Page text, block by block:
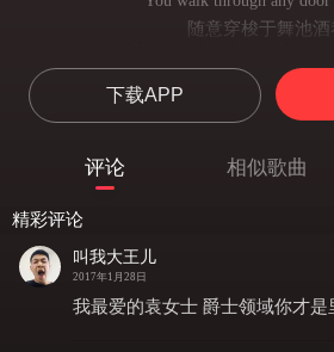
随意穿梭于舞池酒
将形形色色反复打
You’re at that perfect
你风华正茂
一如笼中猛兽
Got your tight green jeans
下载APP
评论 相似歌曲
精彩评论
叫我大王儿
2017年1月28日
我最爱的袁女士 爵士领域你才是